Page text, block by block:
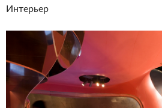
Интерьер